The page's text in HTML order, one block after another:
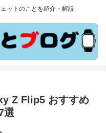
ットのことを紹介・解説
Z Flip5 おすすめ
選